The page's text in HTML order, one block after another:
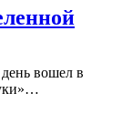
вошел в